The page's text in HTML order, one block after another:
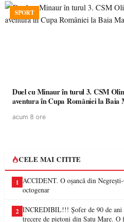
SPORT
Duel cu Minaur în turul 3. CSM
aventura în Cupa României la Baia
acum 8 ore
CELE MAI CITITE
1 ACCIDENT. O oșancă din
octogenar
2 INCREDIBIL!!! Șofer de 90 de ani
trecere de pietoni din Satu Mare. O